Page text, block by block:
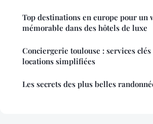
Top destinations en europe pour un
mémorable dans des hôtels de luxe
Conciergerie toulouse : services
locations simplifiées
Les secrets des plus belles